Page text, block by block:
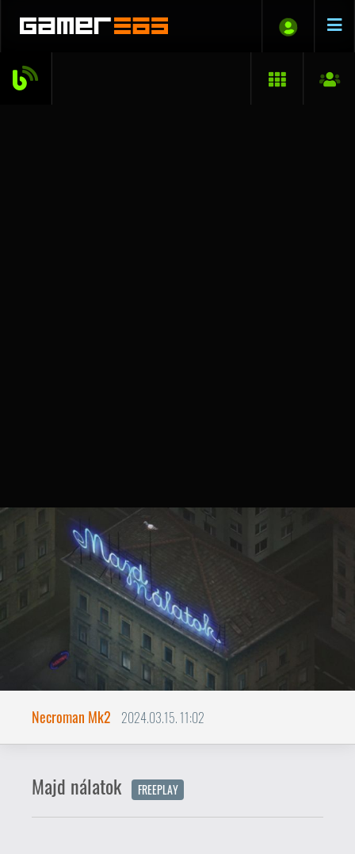
Necroman Mk2 2024.03.15. 11:02
Majd nálatok FREEPLAY
Üdvözlet a pokol belpesti
bugyrában!
böngészős flashjátéknak is, ha a